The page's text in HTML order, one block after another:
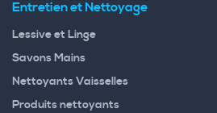
Entretien et Nettoyage
Lessive et Linge
Savons Mains
Nettoyants Vaisselles
Produits nettoyants